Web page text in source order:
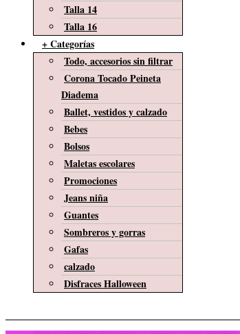
Talla 14
Talla 16
+ Categorías
Todo, accesorios sin filtrar
Corona Tocado Peineta
Diadema
Ballet, vestidos y calzado
Bebes
Bolsos
Maletas escolares
Promociones
Jeans niña
Guantes
Sombreros y gorras
Gafas
calzado
Disfraces Halloween